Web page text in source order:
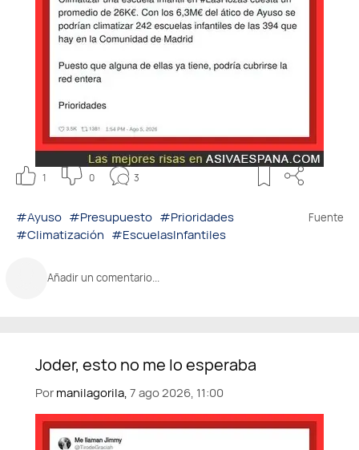
1 0 3
#Ayuso #Presupuesto #Prioridades
#Climatización #EscuelasInfantiles
Fuente
Añadir un comentario...
Pormanilagorila,7 ago 2026, 11:00